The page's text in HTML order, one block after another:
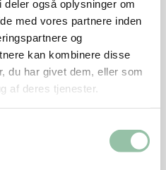
også oplysninger om
med vores partnere inden
og
kan kombinere disse
du har givet dem, eller som
af deres tjenester.
med smør og drysset
og hæld